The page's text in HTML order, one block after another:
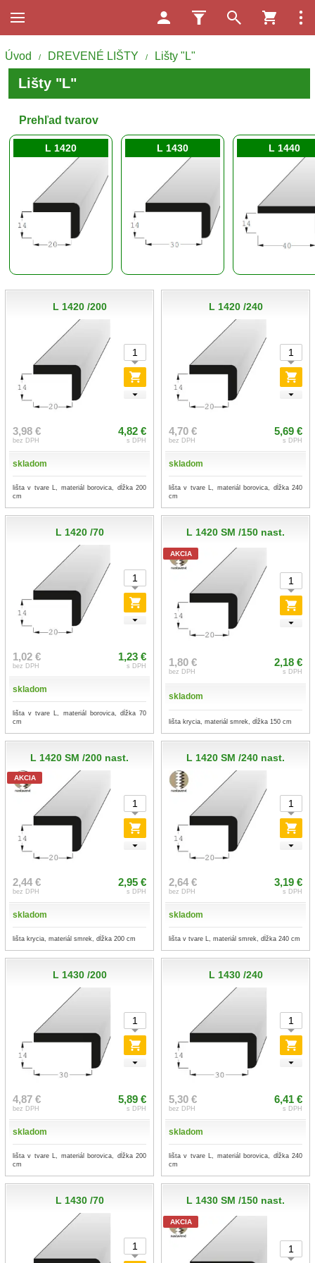
Úvod / DREVENÉ LIŠTY / Lišty "L"
Lišty "L"
Prehľad tvarov
L 1420 L 1430 L 1440
L 1420 /200
3,98 €
bez DPH
4,82 €
s DPH
skladom
lišta v tvare L, materiál borovica, dĺžka 200
cm
L 1420 /240
4,70 €
bez DPH
5,69 €
s DPH
skladom
lišta v tvare L, materiál borovica, dĺžka 240
cm
L 1420 /70
1,02 €
bez DPH
1,23 €
s DPH
skladom
lišta v tvare L, materiál borovica, dĺžka 70
cm
L 1420 SM /150 nast.
AKCIA
1,80 €
bez DPH
2,18 €
s DPH
skladom
lišta krycia, materiál smrek, dĺžka 150 cm
L 1420 SM /200 nast.
AKCIA
2,44 €
bez DPH
2,95 €
s DPH
skladom
lišta krycia, materiál smrek, dĺžka 200 cm
L 1420 SM /240 nast.
2,64 €
bez DPH
3,19 €
s DPH
skladom
lišta v tvare L, materiál smrek, dĺžka 240 cm
L 1430 /200
4,87 €
bez DPH
5,89 €
s DPH
skladom
lišta v tvare L, materiál borovica, dĺžka 200
cm
L 1430 /240
5,30 €
bez DPH
6,41 €
s DPH
skladom
lišta v tvare L, materiál borovica, dĺžka 240
cm
L 1430 /70 L 1430 SM /150 nast.
AKCIA